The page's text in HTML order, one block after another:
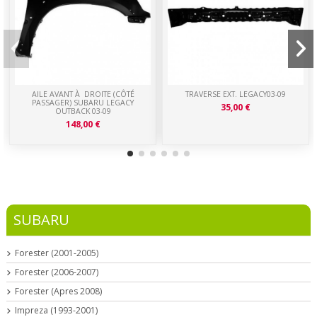
AILE AVANT À DROITE (CÔTÉ
PASSAGER) SUBARU LEGACY
OUTBACK 03-09
148,00 €
TRAVERSE EXT. LEGACY03-09
35,00 €
SUBARU
Forester (2001-2005)
Forester (2006-2007)
Forester (Apres 2008)
Impreza (1993-2001)